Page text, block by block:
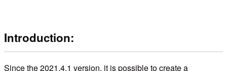
Introduction:
Since the 2021.4.1 version, it is possible to create a